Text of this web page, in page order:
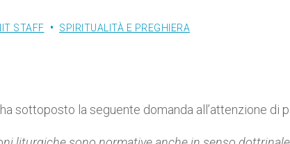
STAFF SPIRITUALITÀ E PREGHIERA
sottoposto la seguente domanda all’attenzione di